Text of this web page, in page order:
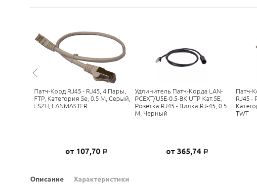
Патч-Корд RJ45 - RJ45, 4 Пары,
FTP, Категория 5е, 0.5 М, Серый,
LSZH, LANMASTER
от 107,70 Р
Удлинитель Патч-Корда LAN-
PCEXT/U5E-0.5-BK UTP Кат.5E,
Розетка RJ45 - Вилка RJ-45, 0.5
М, Черный
от 365,74 Р
Патч-
RJ45 -
TWT
Описание Характеристики